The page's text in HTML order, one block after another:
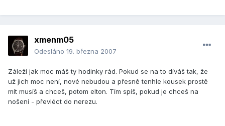
xmenm05
Odesláno 19. března 2007
Záleží jak moc máš ty hodinky rád. Pokud se na to díváš tak, že
už jich moc není, nové nebudou a přesně tenhle kousek prostě
mít musíš a chceš, potom elton. Tím spíš, pokud je chceš na
nošení - převléct do nerezu.